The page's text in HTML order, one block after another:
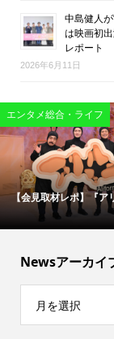
中島健人
は映画初
レポート
2026年6月11日
映画
松村北斗＆今田美桜が
Newsアーカイ
月を選択